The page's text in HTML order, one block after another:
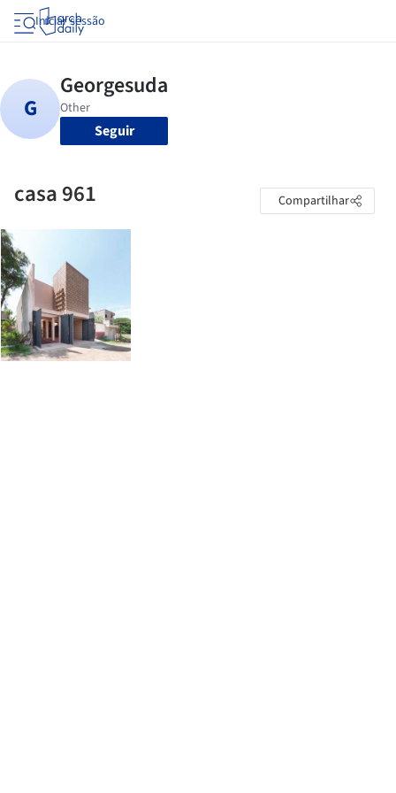
Iniciar sessão
Seguir
casa 961 Compartilhar